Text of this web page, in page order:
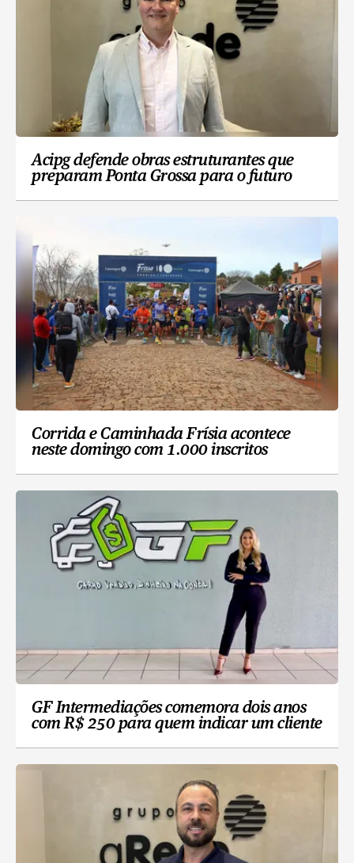
Acipg defende obras estruturantes que
preparam Ponta Grossa para o futuro
Corrida e Caminhada Frísia acontece
neste domingo com 1.000 inscritos
GF Intermediações comemora dois anos
com R$ 250 para quem indicar um cliente